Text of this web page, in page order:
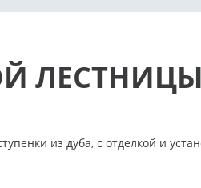
из дуба, с отделкой и